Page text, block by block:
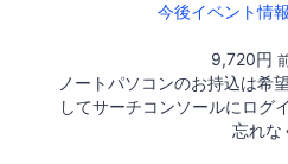
今後イベント情
9,720円
ノートパソコンのお持込は希
してサーチコンソールにログ
忘れな